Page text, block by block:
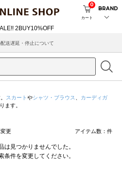
カート
0
BRAND
送遅延・停止について
スカート やシャツ・ブラウス
カーディガ
ます。
更 アイテム数： 件
は見つかりませんでした。
条件を変更してください。